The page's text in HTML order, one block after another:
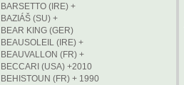
BARSETTO (IRE) +
BAZIÁŠ (SU) +
BEAR KING (GER)
BEAUSOLEIL (IRE) +
BEAUVALLON (FR) +
BECCARI (USA) +2010
BEHISTOUN (FR) + 1990